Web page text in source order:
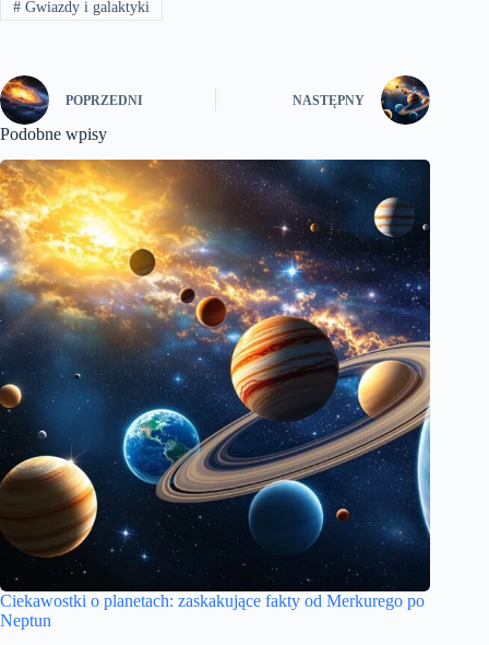
#Gwiazdy i galaktyki
POPRZEDNI NASTĘPNY
Podobne wpisy
Ciekawostki o planetach: zaskakujące fakty od Merkurego po
Neptun